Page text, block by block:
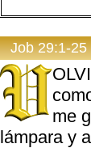
Job 29:1-
me
lámpara y